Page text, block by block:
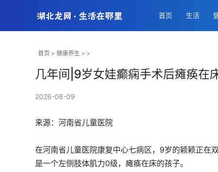
首页 生活
首页 > 健康养生 > >
几年间|9岁女娃癫痫手术后瘫痪在
2026-08-09
来源：河南省儿童医院
在河南省儿童医院康复中心七病区，9岁的颖颖正在
是一个左侧肢体肌力0级，瘫痪在床的孩子。